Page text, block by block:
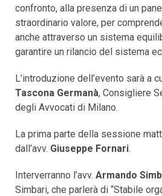
confronto, alla presenza di un
straordinario valore, per
anche attraverso un sistema
garantire un rilancio del sistema
L’introduzione dell’evento sarà a
Tascona Germanà, Consigliere
degli Avvocati di Milano.
La prima parte della sessione
dall’avv. Giuseppe Fornari.
Interverranno l’avv. Armando
Simbari, che parlerà di “Stabile